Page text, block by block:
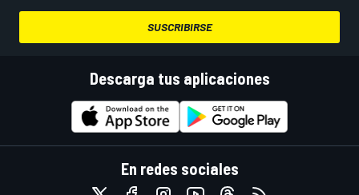
SUSCRIBIRSE
Descarga tus aplicaciones
En redes sociales